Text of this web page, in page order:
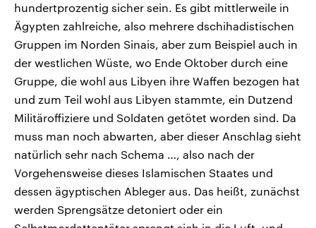
hundertprozentig sicher sein. Es gibt mittlerweile in
Ägypten zahlreiche, also mehrere dschihadistischen
Gruppen im Norden Sinais, aber zum Beispiel auch in
der westlichen Wüste, wo Ende Oktober durch eine
Gruppe, die wohl aus Libyen ihre Waffen bezogen hat
und zum Teil wohl aus Libyen stammte, ein Dutzend
Militäroffiziere und Soldaten getötet worden sind. Da
muss man noch abwarten, aber dieser Anschlag sieht
natürlich sehr nach Schema …, also nach der
Vorgehensweise dieses Islamischen Staates und
dessen ägyptischen Ableger aus. Das heißt, zunächst
werden Sprengsätze detoniert oder ein